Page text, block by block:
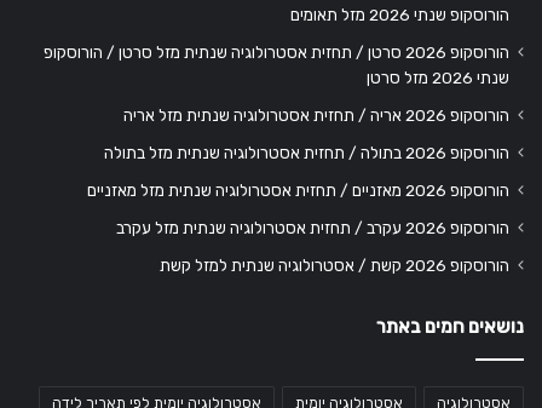
הורוסקופ שנתי 2026 מזל תאומים
הורוסקופ 2026 סרטן / תחזית אסטרולוגיה שנתית מזל סרטן / הורוסקופ
שנתי 2026 מזל סרטן
הורוסקופ 2026 אריה / תחזית אסטרולוגיה שנתית מזל אריה
הורוסקופ 2026 בתולה / תחזית אסטרולוגיה שנתית מזל בתולה
הורוסקופ 2026 מאזניים / תחזית אסטרולוגיה שנתית מזל מאזניים
הורוסקופ 2026 עקרב / תחזית אסטרולוגיה שנתית מזל עקרב
הורוסקופ 2026 קשת / אסטרולוגיה שנתית למזל קשת
נושאים חמים באתר
אסטרולוגיה אסטרולוגיה יומית אסטרולוגיה יומית לפי תאריך לידה